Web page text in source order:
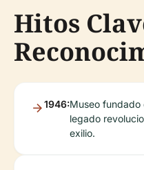
Hitos
1946:Museo fundado
legado
exilio.